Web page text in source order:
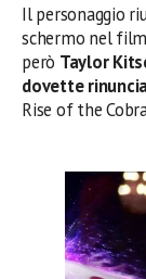
Il personaggio
schermo nel
però Taylor
dovette
Rise of the